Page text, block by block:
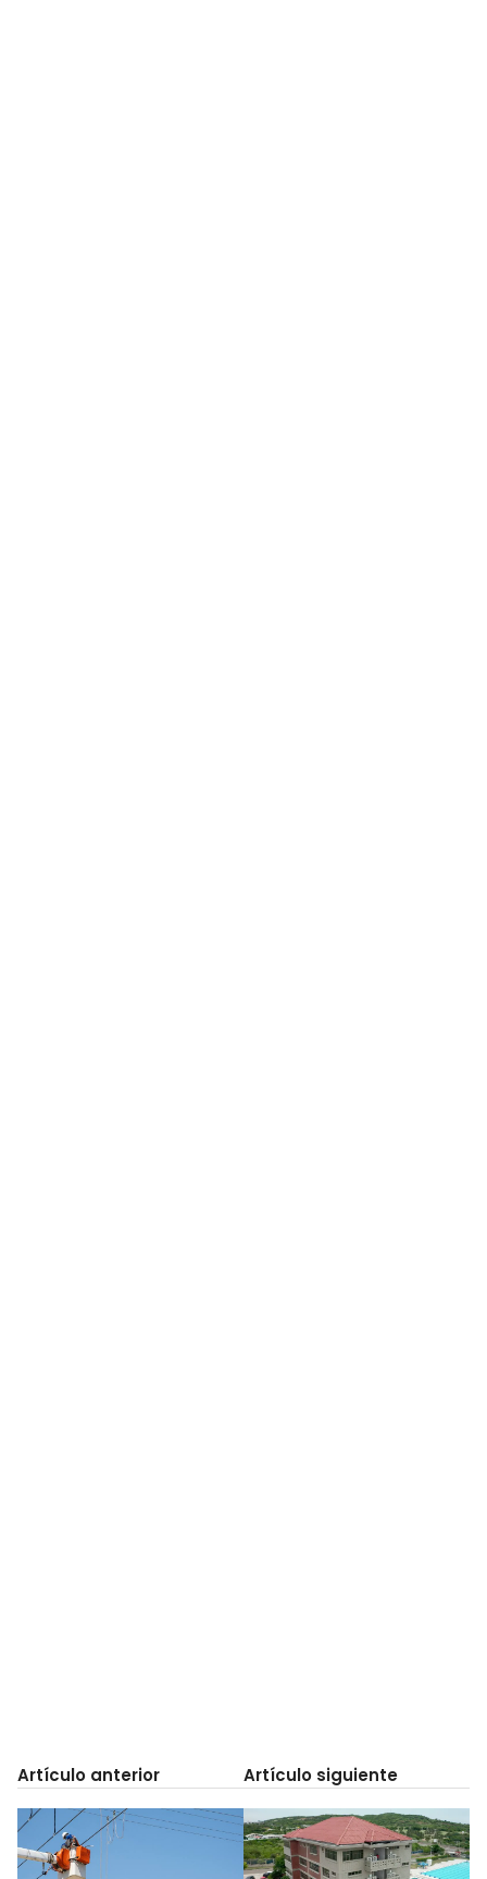
Artículo anterior Artículo siguiente